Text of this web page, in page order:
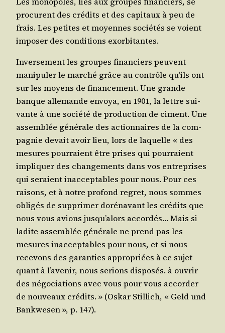
pro­curent des cré­dits et des capi­taux à peu de
frais. Les petites et moyennes socié­tés se voient
impo­ser des condi­tions exorbitantes.
Inver­se­ment les groupes finan­ciers peuvent
mani­pu­ler le mar­ché grâce au contrôle qu’ils ont
sur les moyens de finan­ce­ment. Une grande
banque alle­mande envoya, en 1901, la lettre sui­
vante à une socié­té de pro­duc­tion de ciment. Une
assem­blée géné­rale des action­naires de la com­
pa­gnie devait avoir lieu, lors de laquelle « des
mesures pour­raient être prises qui pour­raient
impli­quer des chan­ge­ments dans vos entre­prises
qui seraient inac­cep­tables pour nous. Pour ces
rai­sons, et à notre pro­fond regret, nous sommes
obli­gés de sup­pri­mer doré­na­vant les cré­dits que
nous vous avions jusqu’alors accor­dés… Mais si
ladite assem­blée géné­rale ne prend pas les
mesures inac­cep­tables pour nous, et si nous
rece­vons des garan­ties appro­priées à ce sujet
quant à l’avenir, nous serions dis­po­sés. à ouvrir
des négo­cia­tions avec vous pour vous accor­der
de nou­veaux cré­dits. » (Oskar Stil­lich, « Geld und
Bank­we­sen », p. 147).